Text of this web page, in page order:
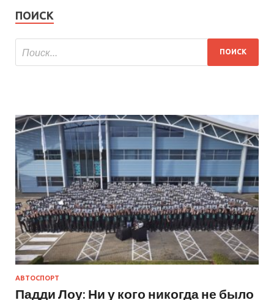
ПОИСК
АВТОСПОРТ
Падди Лоу: Ни у кого никогда не было